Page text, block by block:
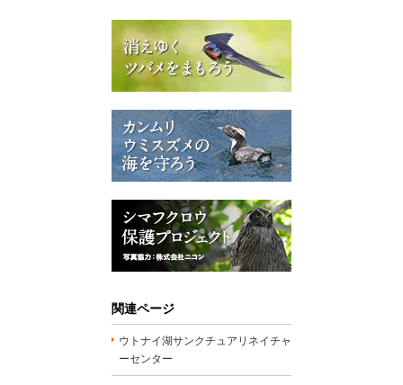
関連ページ
ウトナイ湖サンクチュアリネイチャ
ーセンター